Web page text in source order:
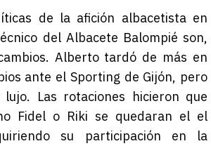
de la afición albacetista en
del Albacete Balompié son,
Alberto tardó de más en
ante el Sporting de Gijón, pero
Las rotaciones hicieron que
Fidel o Riki se quedaran el el
su participación en la